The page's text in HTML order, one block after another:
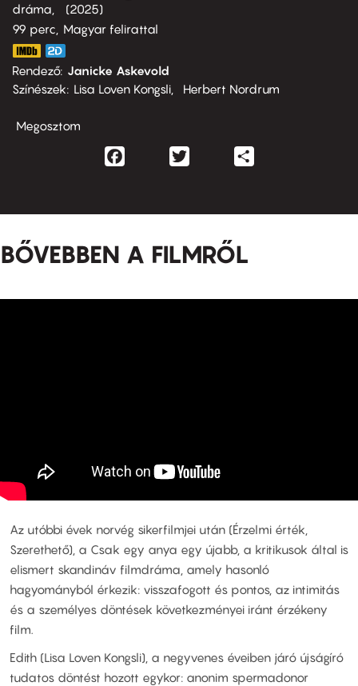
dráma
2025
99 perc,
Magyar felirattal
Rendező Janicke Askevold
Színészek
Lisa Loven Kongsli Herbert Nordrum
Megosztom
Facebook
BŐVEBBEN A FILMRŐL
Az utóbbi évek norvég sikerfilmjei után (Érzelmi érték,
Szerethető), a Csak egy anya egy újabb, a kritikusok által is
elismert skandináv filmdráma, amely hasonló
hagyományból érkezik: visszafogott és pontos, az intimitás
és a személyes döntések következményei iránt érzékeny
film.
Edith (Lisa Loven Kongsli), a negyvenes éveiben járó újságíró
tudatos döntést hozott egykor: anonim spermadonor